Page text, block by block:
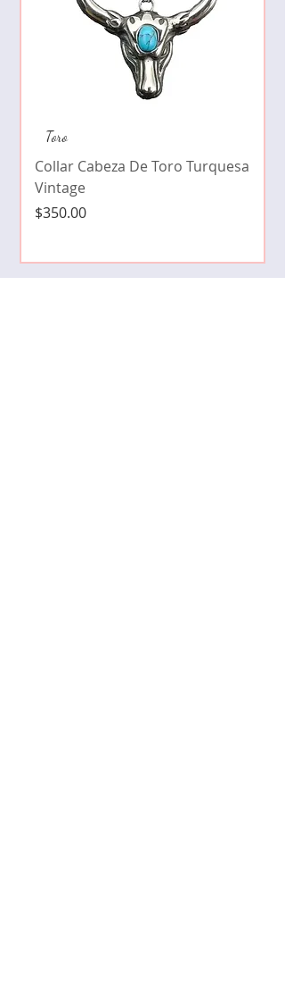
Toro
Collar Cabeza De Toro Turquesa
Vintage
Precio
$350.00